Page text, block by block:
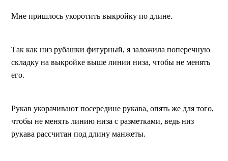
Мне пришлось укоротить выкройку по длине.
Так как низ рубашки фигурный, я заложила поперечную
складку на выкройке выше линии низа, чтобы не менять
его.
Рукав укорачивают посередине рукава, опять же для того,
чтобы не менять линию низа с разметками, ведь низ
рукава рассчитан под длину манжеты.